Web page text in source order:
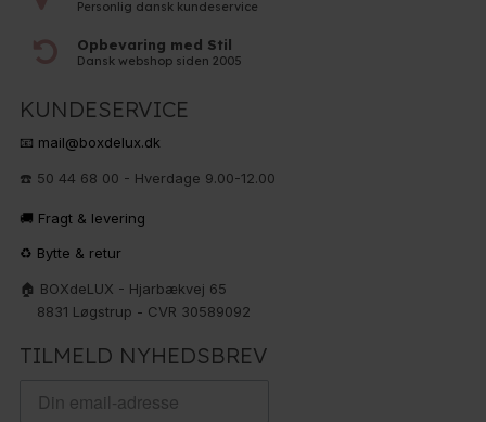
Personlig dansk kundeservice
Opbevaring med Stil
Dansk webshop siden 2005
KUNDESERVICE
📧 mail@boxdelux.dk
☎️ 50 44 68 00 - Hverdage 9.00-12.00
🚚 Fragt & levering
♻️ Bytte & retur
🏠 BOXdeLUX - Hjarbækvej 65
8831 Løgstrup - CVR 30589092
TILMELD NYHEDSBREV